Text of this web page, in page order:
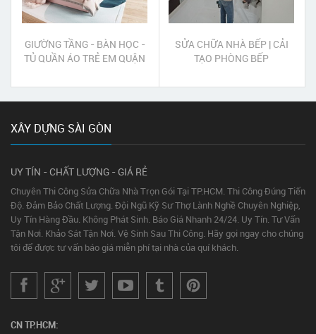
GIƯỜNG TẦNG - BÀN HỌC -
TỦ QUẦN ÁO TRẺ EM QUẬN
SỬA CHỮA NHÀ BẾP | CẢI
TẠO PHÒNG BẾP
XÂY DỰNG SÀI GÒN
UY TÍN - CHẤT LƯỢNG - GIÁ RẺ
Chuyên Thi Công Sửa Chữa Nhà Trọn Gói Tại TP.HCM. Thi Công Đúng Tiến
Độ. Đảm Bảo Chất Lượng. Đội Ngũ Kỹ Sư Thợ Lành Nghề Chuyên Nghiệp,
Uy Tín Hàng Đầu. Không Phát Sinh. Báo Giá Nhanh 24/24. Uy Tín. Tư Vấn
Tận Nơi. Khảo Sát Tận Nơi. Vệ Sinh Sau Thi Công. Hãy gọi ngay cho chúng
tôi để được tư vấn báo giá miễn phí tại nhà của quí khách.
CN TP.HCM: